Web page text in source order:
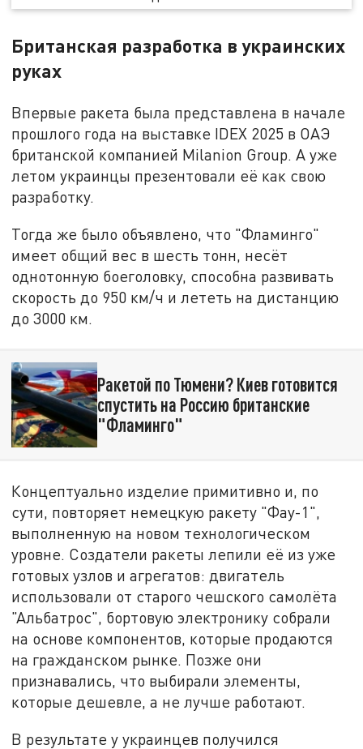
Британская разработка в украинских
руках
Впервые ракета была представлена в начале
прошлого года на выставке IDEX 2025 в ОАЭ
британской компанией Milanion Group. А уже
летом украинцы презентовали её как свою
разработку.
Тогда же было объявлено, что "Фламинго"
имеет общий вес в шесть тонн, несёт
однотонную боеголовку, способна развивать
скорость до 950 км/ч и лететь на дистанцию
до 3000 км.
Ракетой по Тюмени? Киев готовится
спустить на Россию британские
"Фламинго"
Концептуально изделие примитивно и, по
сути, повторяет немецкую ракету "Фау-1",
выполненную на новом технологическом
уровне. Создатели ракеты лепили её из уже
готовых узлов и агрегатов: двигатель
использовали от старого чешского самолёта
"Альбатрос", бортовую электронику собрали
на основе компонентов, которые продаются
на гражданском рынке. Позже они
признавались, что выбирали элементы,
которые дешевле, а не лучше работают.
В результате у украинцев получился